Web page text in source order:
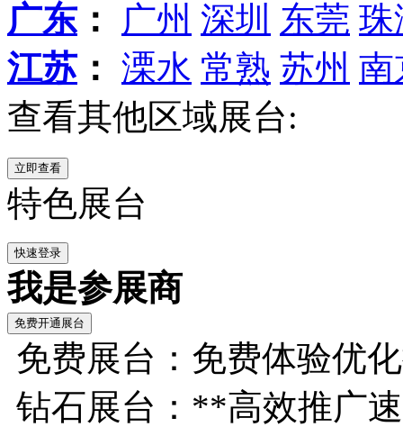
广东 ： 广州 深圳 东莞 珠
江苏： 溧水 常熟 苏州 南
查看其他区域展台:
特色展台
我是参展商
免费展台：免费体验优
钻石展台：**高效推广